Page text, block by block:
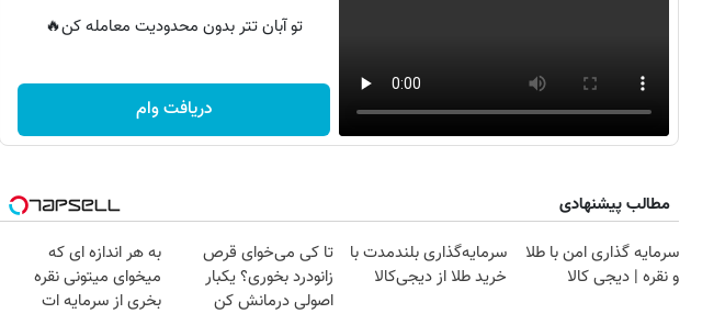
تو آبان تتر بدون محدودیت معامله کن🔥
دریافت وام
مطالب پیشنهادی
سرمایه گذاری امن با طلا
و نقره | دیجی کالا
سرمایه‌گذاری بلندمدت با
خرید طلا از دیجی‌کالا
تا کی می‌خوای قرص
زانودرد بخوری؟ یکبار
اصولی درمانش کن
به هر اندازه ای که
میخوای میتونی نقره
بخری از سرمایه ات